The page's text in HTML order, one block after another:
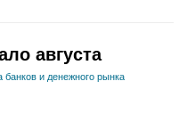
августа
банков и денежного рынка